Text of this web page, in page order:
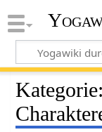
Kategorie